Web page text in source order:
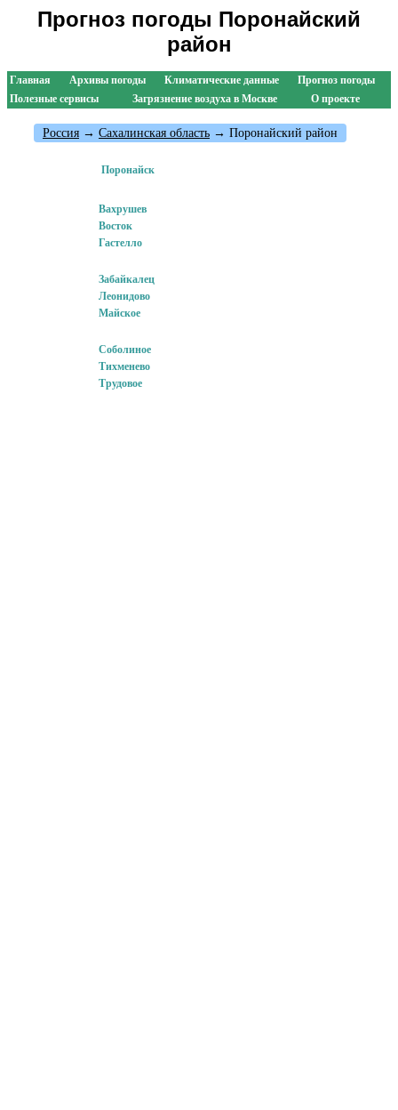
Прогноз погоды Поронайский
район
Главная Архивы погоды Климатические данные
Прогноз погоды
Полезные сервисы
Загрязнение воздуха в Москве О проекте
Россия → Сахалинская область → Поронайский район
Поронайск
Вахрушев
Восток
Гастелло
Забайкалец
Леонидово
Майское
Соболиное
Тихменево
Трудовое